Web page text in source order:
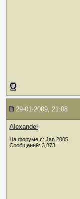
29-01-2009, 21:08
Alexander
На форуме с: Jan 2005
Сообщений: 3,873